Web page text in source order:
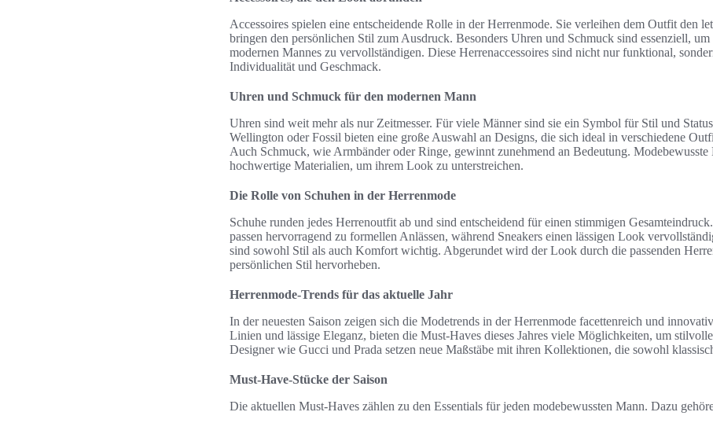
Accessoires spielen eine entscheidende Rolle in der Herrenmode. Sie verleihen dem Outfit den
bringen den persönlichen Stil zum Ausdruck. Besonders Uhren und Schmuck sind essenziell,
modernen Mannes zu vervollständigen. Diese Herrenaccessoires sind nicht nur funktional,
Individualität und Geschmack.
Uhren und Schmuck für den modernen Mann
Uhren sind weit mehr als nur Zeitmesser. Für viele Männer sind sie ein Symbol für Stil und
Wellington oder Fossil bieten eine große Auswahl an Designs, die sich ideal in verschiedene
Auch Schmuck, wie Armbänder oder Ringe, gewinnt zunehmend an Bedeutung. Modebewusste
hochwertige Materialien, um ihrem Look zu unterstreichen.
Die Rolle von Schuhen in der Herrenmode
Schuhe runden jedes Herrenoutfit ab und sind entscheidend für einen stimmigen
passen hervorragend zu formellen Anlässen, während Sneakers einen lässigen Look
sind sowohl Stil als auch Komfort wichtig. Abgerundet wird der Look durch die passenden
persönlichen Stil hervorheben.
Herrenmode-Trends für das aktuelle Jahr
In der neuesten Saison zeigen sich die Modetrends in der Herrenmode facettenreich und
Linien und lässige Eleganz, bieten die Must-Haves dieses Jahres viele Möglichkeiten, um
Designer wie Gucci und Prada setzen neue Maßstäbe mit ihren Kollektionen, die sowohl
Must-Have-Stücke der Saison
Die aktuellen Must-Haves zählen zu den Essentials für jeden modebewussten Mann. Dazu